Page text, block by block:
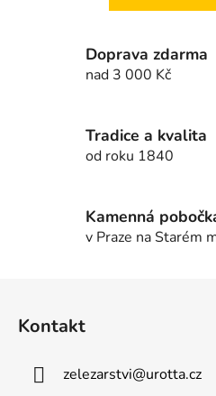
Doprava zdarma
nad 3 000 Kč
Tradice a kvalita
od roku 1840
Kamenná
v Praze na Starém
Kontakt
zelezarstvi@urotta.cz